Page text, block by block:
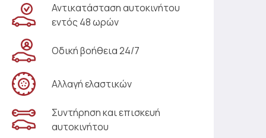
Αντικατάσταση αυτοκινήτου
εντός 48 ωρών
Οδική βοήθεια 24/7
Αλλαγή ελαστικών
Συντήρηση και επισκευή
αυτοκινήτου